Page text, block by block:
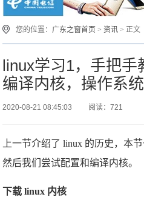
您的位置： 广东之窗首页 >资讯 > 正文
linux学习1，手把手
编译内核，操作系
2020-08-21 08:45:03 阅读：721
上一节介绍了 linux 的历史，本
然后我们尝试配置和编译内核。
下载 linux 内核